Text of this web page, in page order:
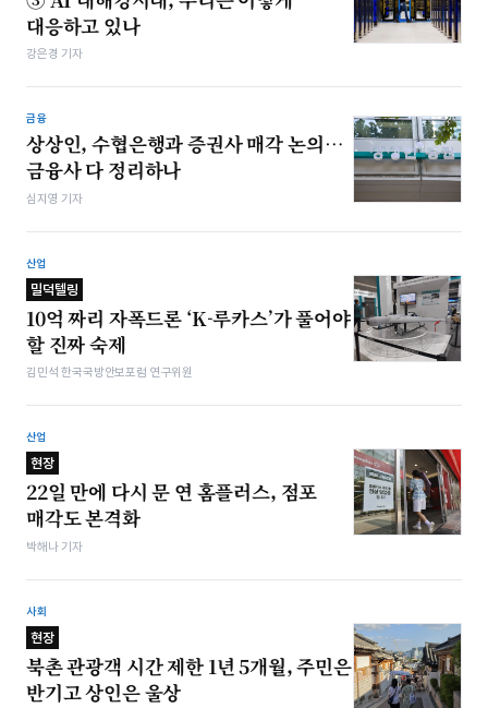
대응하고 있나
강은경 기자
금융
상상인, 수협은행과 증권사 매각 논의…
금융사 다 정리하나
심지영 기자
산업
밀덕텔링
10억 짜리 자폭드론 ‘K-루카스’가 풀어야
할 진짜 숙제
김민석 한국국방안보포럼 연구위원
산업
현장
22일 만에 다시 문 연 홈플러스, 점포
매각도 본격화
박해나 기자
사회
현장
북촌 관광객 시간 제한 1년 5개월, 주민은
반기고 상인은 울상